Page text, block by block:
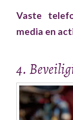
Vaste
media en
4.